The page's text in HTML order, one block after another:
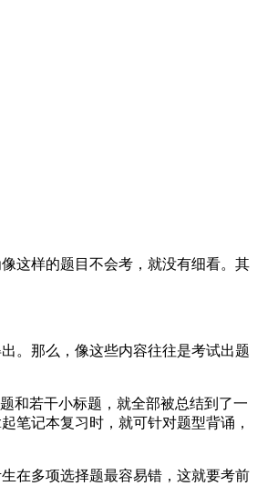
这样的题目不会考，就没有细看。其
。那么，像这些内容往往是考试出题
和若干小标题，就全部被总结到了一
笔记本复习时，就可针对题型背诵，
在多项选择题最容易错，这就要考前